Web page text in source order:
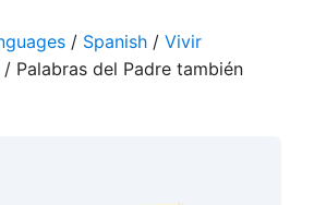
/ Spanish / Vivir
/ Palabras del Padre también